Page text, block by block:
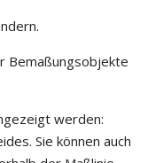
Bemaßungsobjekte
werden:
Sie können auch